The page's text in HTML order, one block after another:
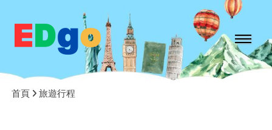
首頁 旅遊行程